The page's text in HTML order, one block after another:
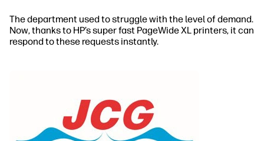
The department used to struggle with the level of demand.
Now, thanks to HP’s super fast PageWide XL printers, it can
respond to these requests instantly.